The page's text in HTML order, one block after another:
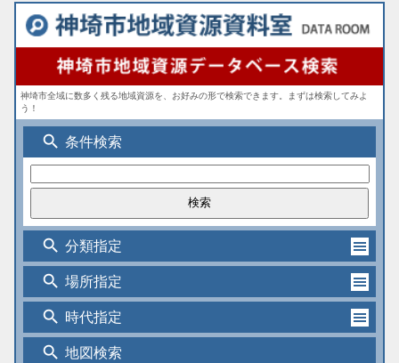
神埼市全域に数多く残る地域資源を、お好みの形で検索できます。まずは検索してみよ
う！
search 条件検索
search 分類指定
search 場所指定
search 時代指定
search 地図検索